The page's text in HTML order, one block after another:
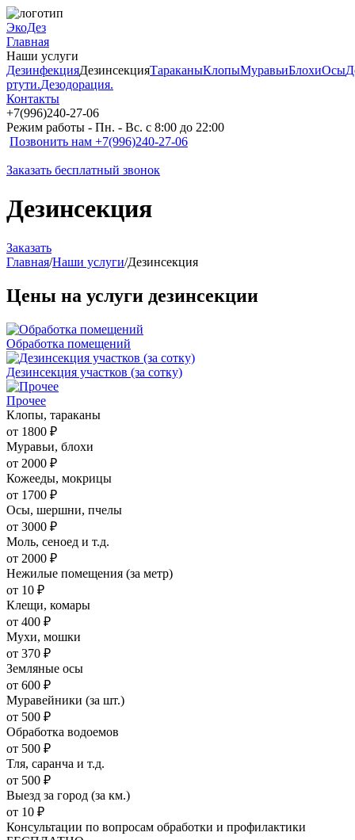
ЭкоДез
Главная
Наши услуги
ДезинфекцияДезинсекцияТараканыКлопыМуравьиБлохиОсы
ртути.Дезодорация.
Контакты
+7(996)240-27-06
Режим работы - Пн. - Вс. с 8:00 до 22:00
Позвонить нам +7(996)240-27-06
Заказать бесплатный звонок
Дезинсекция
Заказать
Главная/Наши услуги/Дезинсекция
Цены на услуги дезинсекции
Обработка помещений
Дезинсекция участков (за сотку)
Прочее
Клопы, тараканы
от 1800 ₽
Муравьи, блохи
от 2000 ₽
Кожееды, мокрицы
от 1700 ₽
Осы, шершни, пчелы
от 3000 ₽
Моль, сеноед и т.д.
от 2000 ₽
Нежилые помещения (за метр)
от 10 ₽
Клещи, комары
от 400 ₽
Мухи, мошки
от 370 ₽
Земляные осы
от 600 ₽
Муравейники (за шт.)
от 500 ₽
Обработка водоемов
от 500 ₽
Тля, саранча и т.д.
от 500 ₽
Выезд за город (за км.)
от 10 ₽
Консультации по вопросам обработки и профилактики